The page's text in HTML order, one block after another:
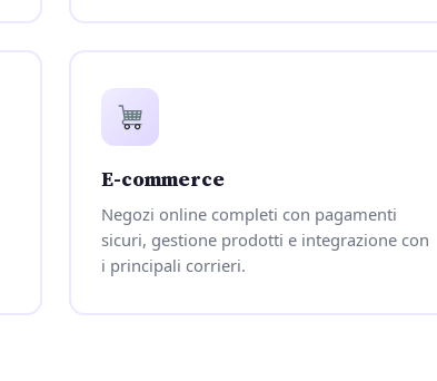
E-commerce
Negozi online completi con pagamenti
sicuri, gestione prodotti e integrazione con
i principali corrieri.